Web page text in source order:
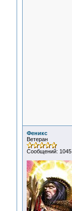
Феникс
Ветеран
Сообщений: 1045